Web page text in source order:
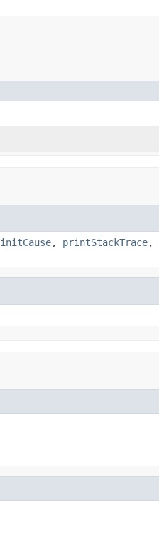
initCause, printStackTrace,